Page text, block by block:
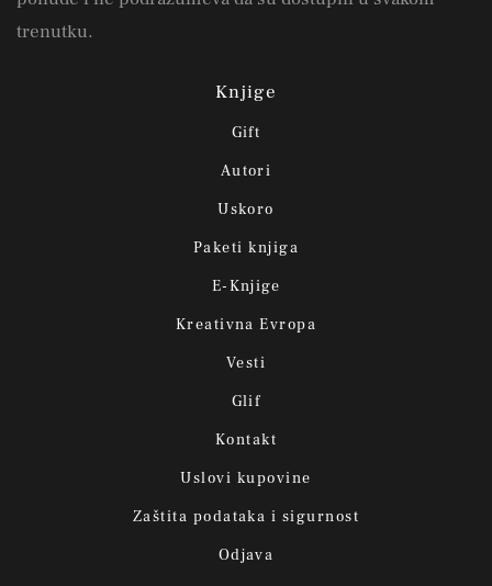
trenutku.
Knjige
Gift
Autori
Uskoro
Paketi knjiga
E-Knjige
Kreativna Evropa
Vesti
Glif
Kontakt
Uslovi kupovine
Zaštita podataka i sigurnost
Odjava